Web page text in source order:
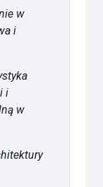
w
i
i
w